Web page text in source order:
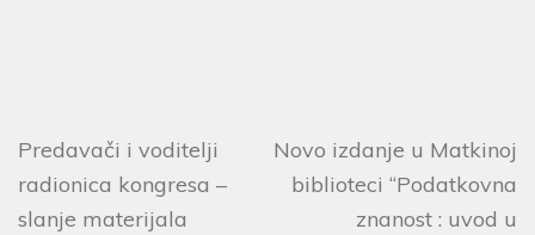
Predavači i voditelji
radionica kongresa –
slanje materijala
Novo izdanje u Matkinoj
biblioteci “Podatkovna
znanost : uvod u